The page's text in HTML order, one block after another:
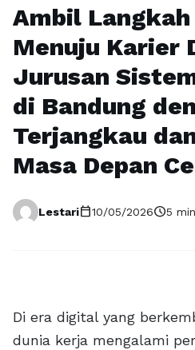
Ambil
Menuju Karier
Jurusan
di Bandung
Terjangkau
Masa Depan
Lestaricalendar_today10/05/2026schedule5
Di era digital yang
dunia kerja mengalami